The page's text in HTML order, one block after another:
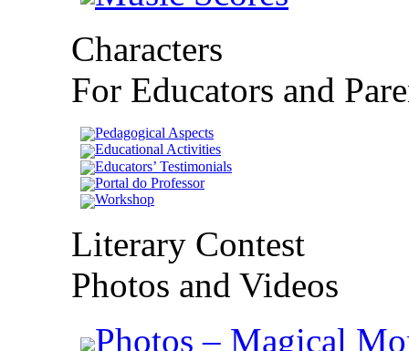
Characters
For Educators and
Pedagogical Aspects
Educational Activities
Educators’ Testimonials
Portal do Professor
Workshop
Literary Contest
Photos and Videos
Photos – Magical